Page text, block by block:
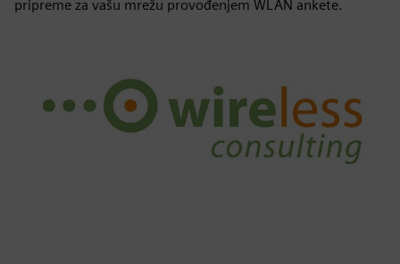
pripreme za vašu mrežu provođenjem WLAN ankete.